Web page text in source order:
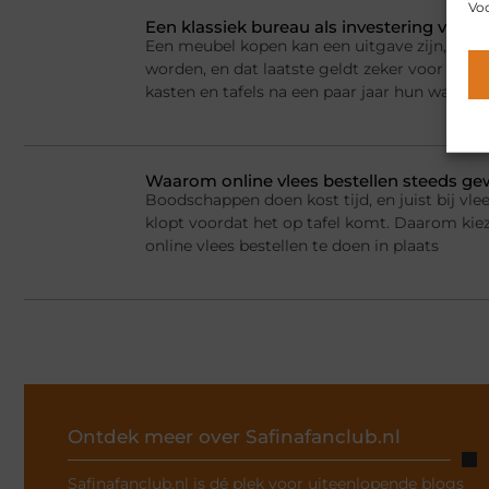
Een klassiek bureau als investering voor
Een meubel kopen kan een uitgave zijn,
worden, en dat laatste geldt zeker voor
kasten en tafels na een paar jaar hun waarde
Waarom online vlees bestellen steeds
Boodschappen doen kost tijd, en juist bij
klopt voordat het op tafel komt. Daarom
online vlees bestellen te doen in plaats
Ontdek meer over Safinafanclub.nl
Safinafanclub.nl is dé plek voor uiteenlopende blogs